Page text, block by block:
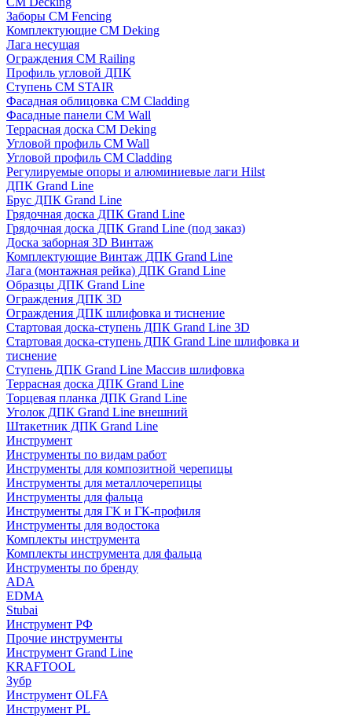
Заборы CM Fencing
Комплектующие CM Deking
Лага несущая
Ограждения CM Railing
Профиль угловой ДПК
Ступень CM STAIR
Фасадная облицовка CM Cladding
Фасадные панели CM Wall
Террасная доска CM Deking
Угловой профиль CM Wall
Угловой профиль CM Cladding
Регулируемые опоры и алюминиевые лаги Hilst
ДПК Grand Line
Брус ДПК Grand Line
Грядочная доска ДПК Grand Line
Грядочная доска ДПК Grand Line (под заказ)
Доска заборная 3D Винтаж
Комплектующие Винтаж ДПК Grand Line
Лага (монтажная рейка) ДПК Grand Line
Образцы ДПК Grand Line
Ограждения ДПК 3D
Ограждения ДПК шлифовка и тиснение
Стартовая доска-ступень ДПК Grand Line 3D
Стартовая доска-ступень ДПК Grand Line шлифовка и
тиснение
Ступень ДПК Grand Line Массив шлифовка
Террасная доска ДПК Grand Line
Торцевая планка ДПК Grand Line
Уголок ДПК Grand Line внешний
Штакетник ДПК Grand Line
Инструмент
Инструменты по видам работ
Инструменты для композитной черепицы
Инструменты для металлочерепицы
Инструменты для фальца
Инструменты для ГК и ГК-профиля
Инструменты для водостока
Комплекты инструмента
Комплекты инструмента для фальца
Инструменты по бренду
ADA
EDMA
Stubai
Инструмент РФ
Прочие инструменты
Инструмент Grand Line
KRAFTOOL
Зубр
Инструмент OLFA
Инструмент PL